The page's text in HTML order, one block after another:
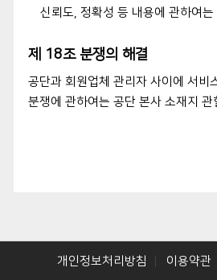
신뢰도, 정확성 등 내용에 관하여는
제 18조 분쟁의 해결
공단과 회원업체 관리자 사이에 서비
분쟁에 관하여는 공단 본사 소재지 관
개인정보처리방침 이용약관